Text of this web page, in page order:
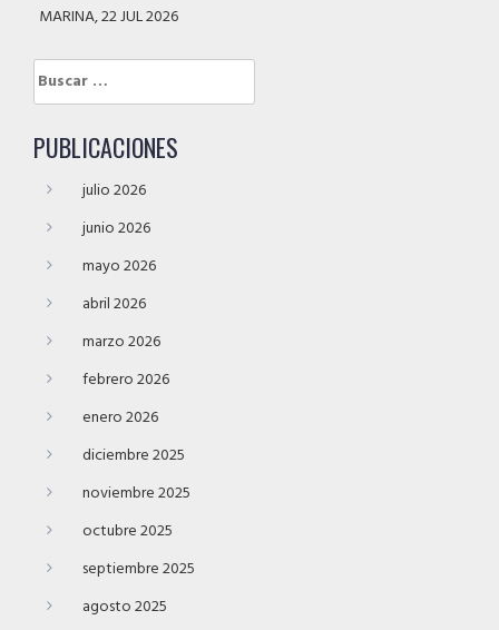
MARINA, 22 JUL 2026
Buscar:
PUBLICACIONES
julio 2026
junio 2026
mayo 2026
abril 2026
marzo 2026
febrero 2026
enero 2026
diciembre 2025
noviembre 2025
octubre 2025
septiembre 2025
agosto 2025